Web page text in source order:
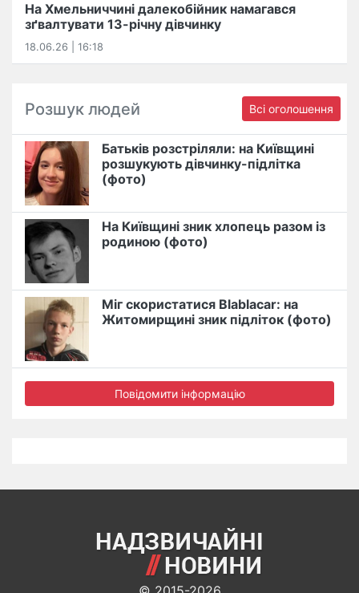
На Хмельниччині далекобійник намагався
зґвалтувати 13-річну дівчинку
18.06.26 | 16:18
Розшук людей Всі оголошення
Батьків розстріляли: на Київщині
розшукують дівчинку-підлітка
(фото)
На Київщині зник хлопець разом із
родиною (фото)
Міг скористатися Blablacar: на
Житомирщині зник підліток (фото)
Повідомити інформацію